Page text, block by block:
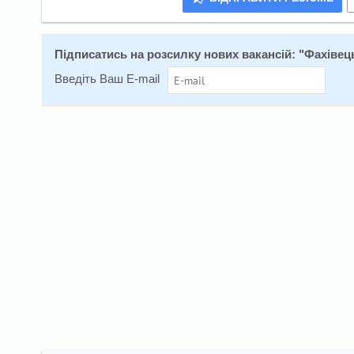
Підписатись на розсилку нових вакансій: "
Введіть Ваш E-mail